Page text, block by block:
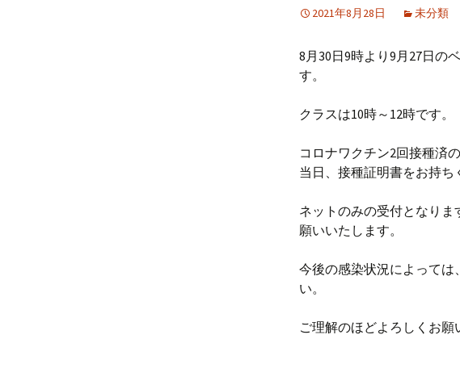
2021年8月28日 未分類
8月30日9時より9月27日の
す。
クラスは10時～12時です。
コロナワクチン2回接種済
当日、接種証明書をお持ち
ネットのみの受付となり
願いいたします。
今後の感染状況によっては
い。
ご理解のほどよろしくお願